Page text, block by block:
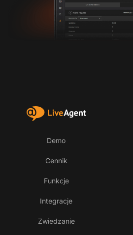
Demo
Cennik
Funkcje
Integracje
Zwiedzanie